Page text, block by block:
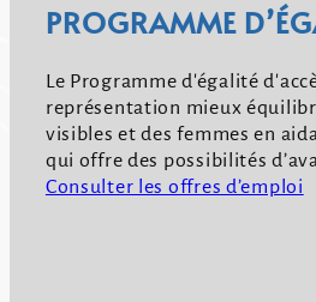
PROGRAMME
Le Programme d'égalité
représentation mieux
visibles et des femmes en
qui offre des possibilités
Consulter les offres d’emploi